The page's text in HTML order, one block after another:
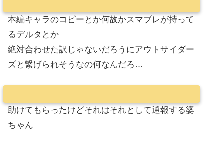
本編キャラのコピーとか何故かスマブレが持って
るデルタとか
絶対合わせた訳じゃないだろうにアウトサイダー
ズと繋げられそうなの何なんだろ…
助けてもらったけどそれはそれとして通報する婆
ちゃん